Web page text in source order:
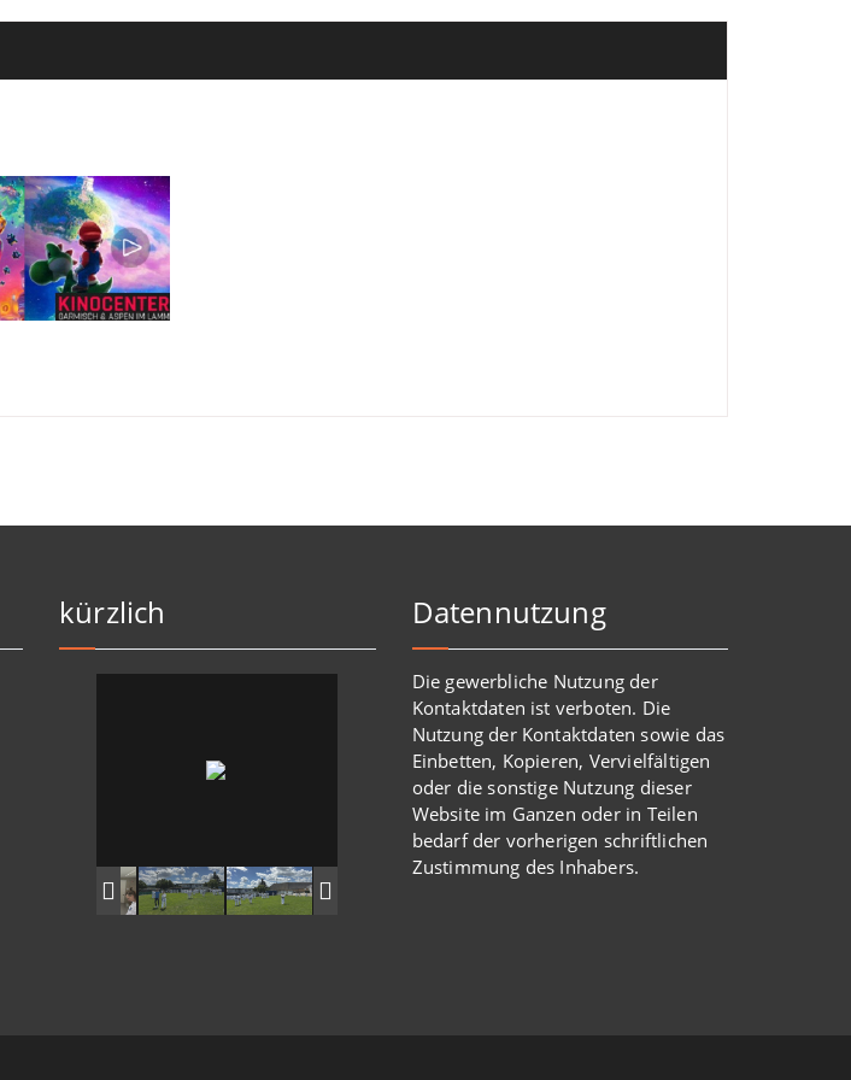
kürzlich Datennutzung
Die gewerbliche Nutzung der
Kontaktdaten ist verboten. Die
Nutzung der Kontaktdaten sowie das
Einbetten, Kopieren, Vervielfältigen
oder die sonstige Nutzung dieser
Website im Ganzen oder in Teilen
bedarf der vorherigen schriftlichen
Zustimmung des Inhabers.